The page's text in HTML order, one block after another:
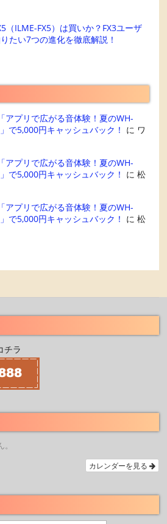
（ILME-FX5）は買いか？FX3ユーザ
たい7つの進化を徹底解説！
アプリで広がる音体験！夏のWH-
で5,000円キャッシュバック！ に ワ
アプリで広がる音体験！夏のWH-
で5,000円キャッシュバック！ に松
アプリで広がる音体験！夏のWH-
で5,000円キャッシュバック！ に松
チラ
カレンダーを見る